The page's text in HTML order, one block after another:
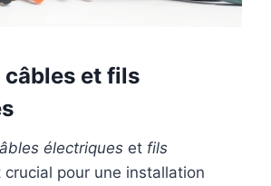
câbles et fils
électriques et fils
crucial pour une installation